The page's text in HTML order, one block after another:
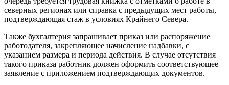
северных регионах или справка с предыдущих мест работы,
подтверждающая стаж в условиях Крайнего Севера.
Также бухгалтерия запрашивает приказ или распоряжение
работодателя, закрепляющее начисление надбавки, с
указанием размера и периода действия. В случае отсутствия
такого приказа работник должен оформить соответствующее
заявление с приложением подтверждающих документов.